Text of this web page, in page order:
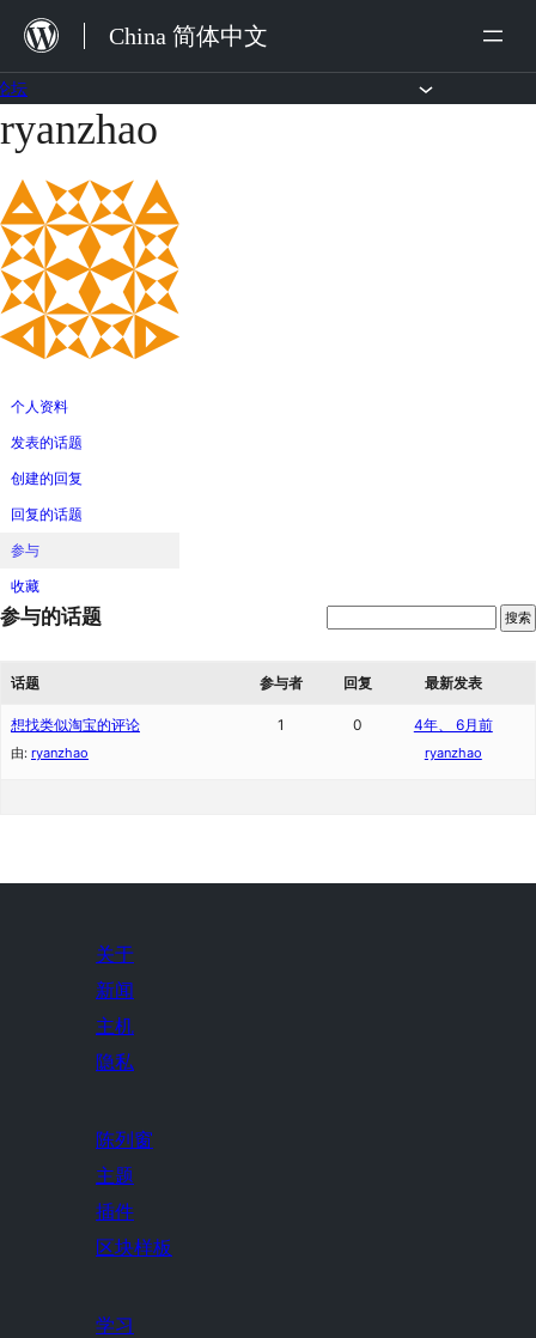
内
容
China 简体中文
坛
跳
至
内
容
ryanzhao
个人资料
发表的话题
创建的回复
回复的话题
参与
收藏
参与的话题
话题 参与者 回复 最新发表
想找类似淘宝的评论
由: ryanzhao
1 0 4年、 6月前
ryanzhao
关于
新闻
主机
隐私
陈列窗
主题
插件
区块样板
学习